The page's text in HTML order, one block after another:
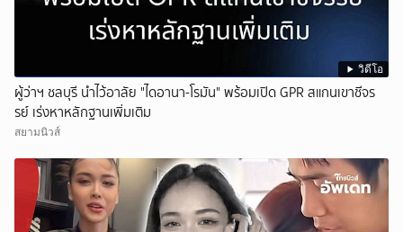
วิดีโอ
ผู้ว่าฯ ชลบุรี นำไว้อาลัย "ไดอานา-โรมัน" พร้อมเปิด GPR สแกนเขาชีจร
รย์ เร่งหาหลักฐานเพิ่มเติม
สยามนิวส์